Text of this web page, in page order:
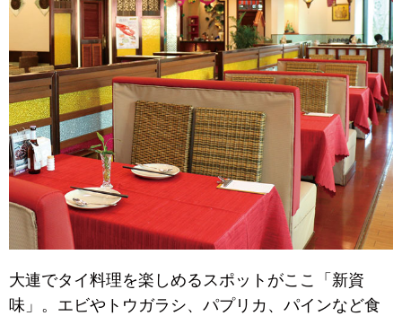
大連でタイ料理を楽しめるスポットがここ「新資
味」。エビやトウガラシ、パプリカ、パインなど食